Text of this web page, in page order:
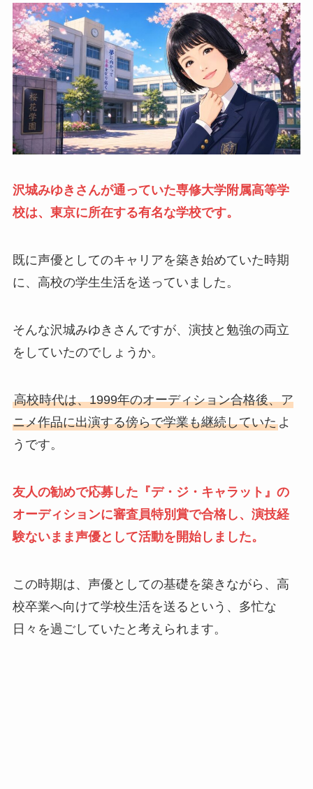
沢城みゆきさんが通っていた専修大学附属高等学
校は、東京に所在する有名な学校です。
既に声優としてのキャリアを築き始めていた時期
に、高校の学生生活を送っていました。
そんな沢城みゆきさんですが、演技と勉強の両立
をしていたのでしょうか。
高校時代は、1999年のオーディション合格後、ア
ニメ作品に出演する傍らで学業も継続していたよ
うです。
友人の勧めで応募した『デ・ジ・キャラット』の
オーディションに審査員特別賞で合格し、演技経
験ないまま声優として活動を開始しました。
この時期は、声優としての基礎を築きながら、高
校卒業へ向けて学校生活を送るという、多忙な
日々を過ごしていたと考えられます。